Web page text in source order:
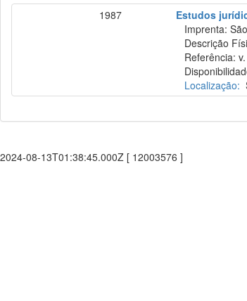
1987 Estudos
Imprenta:
Descrição
Referência:
Localização:
2024-08-13T01:38:45.000Z [ 12003576 ]